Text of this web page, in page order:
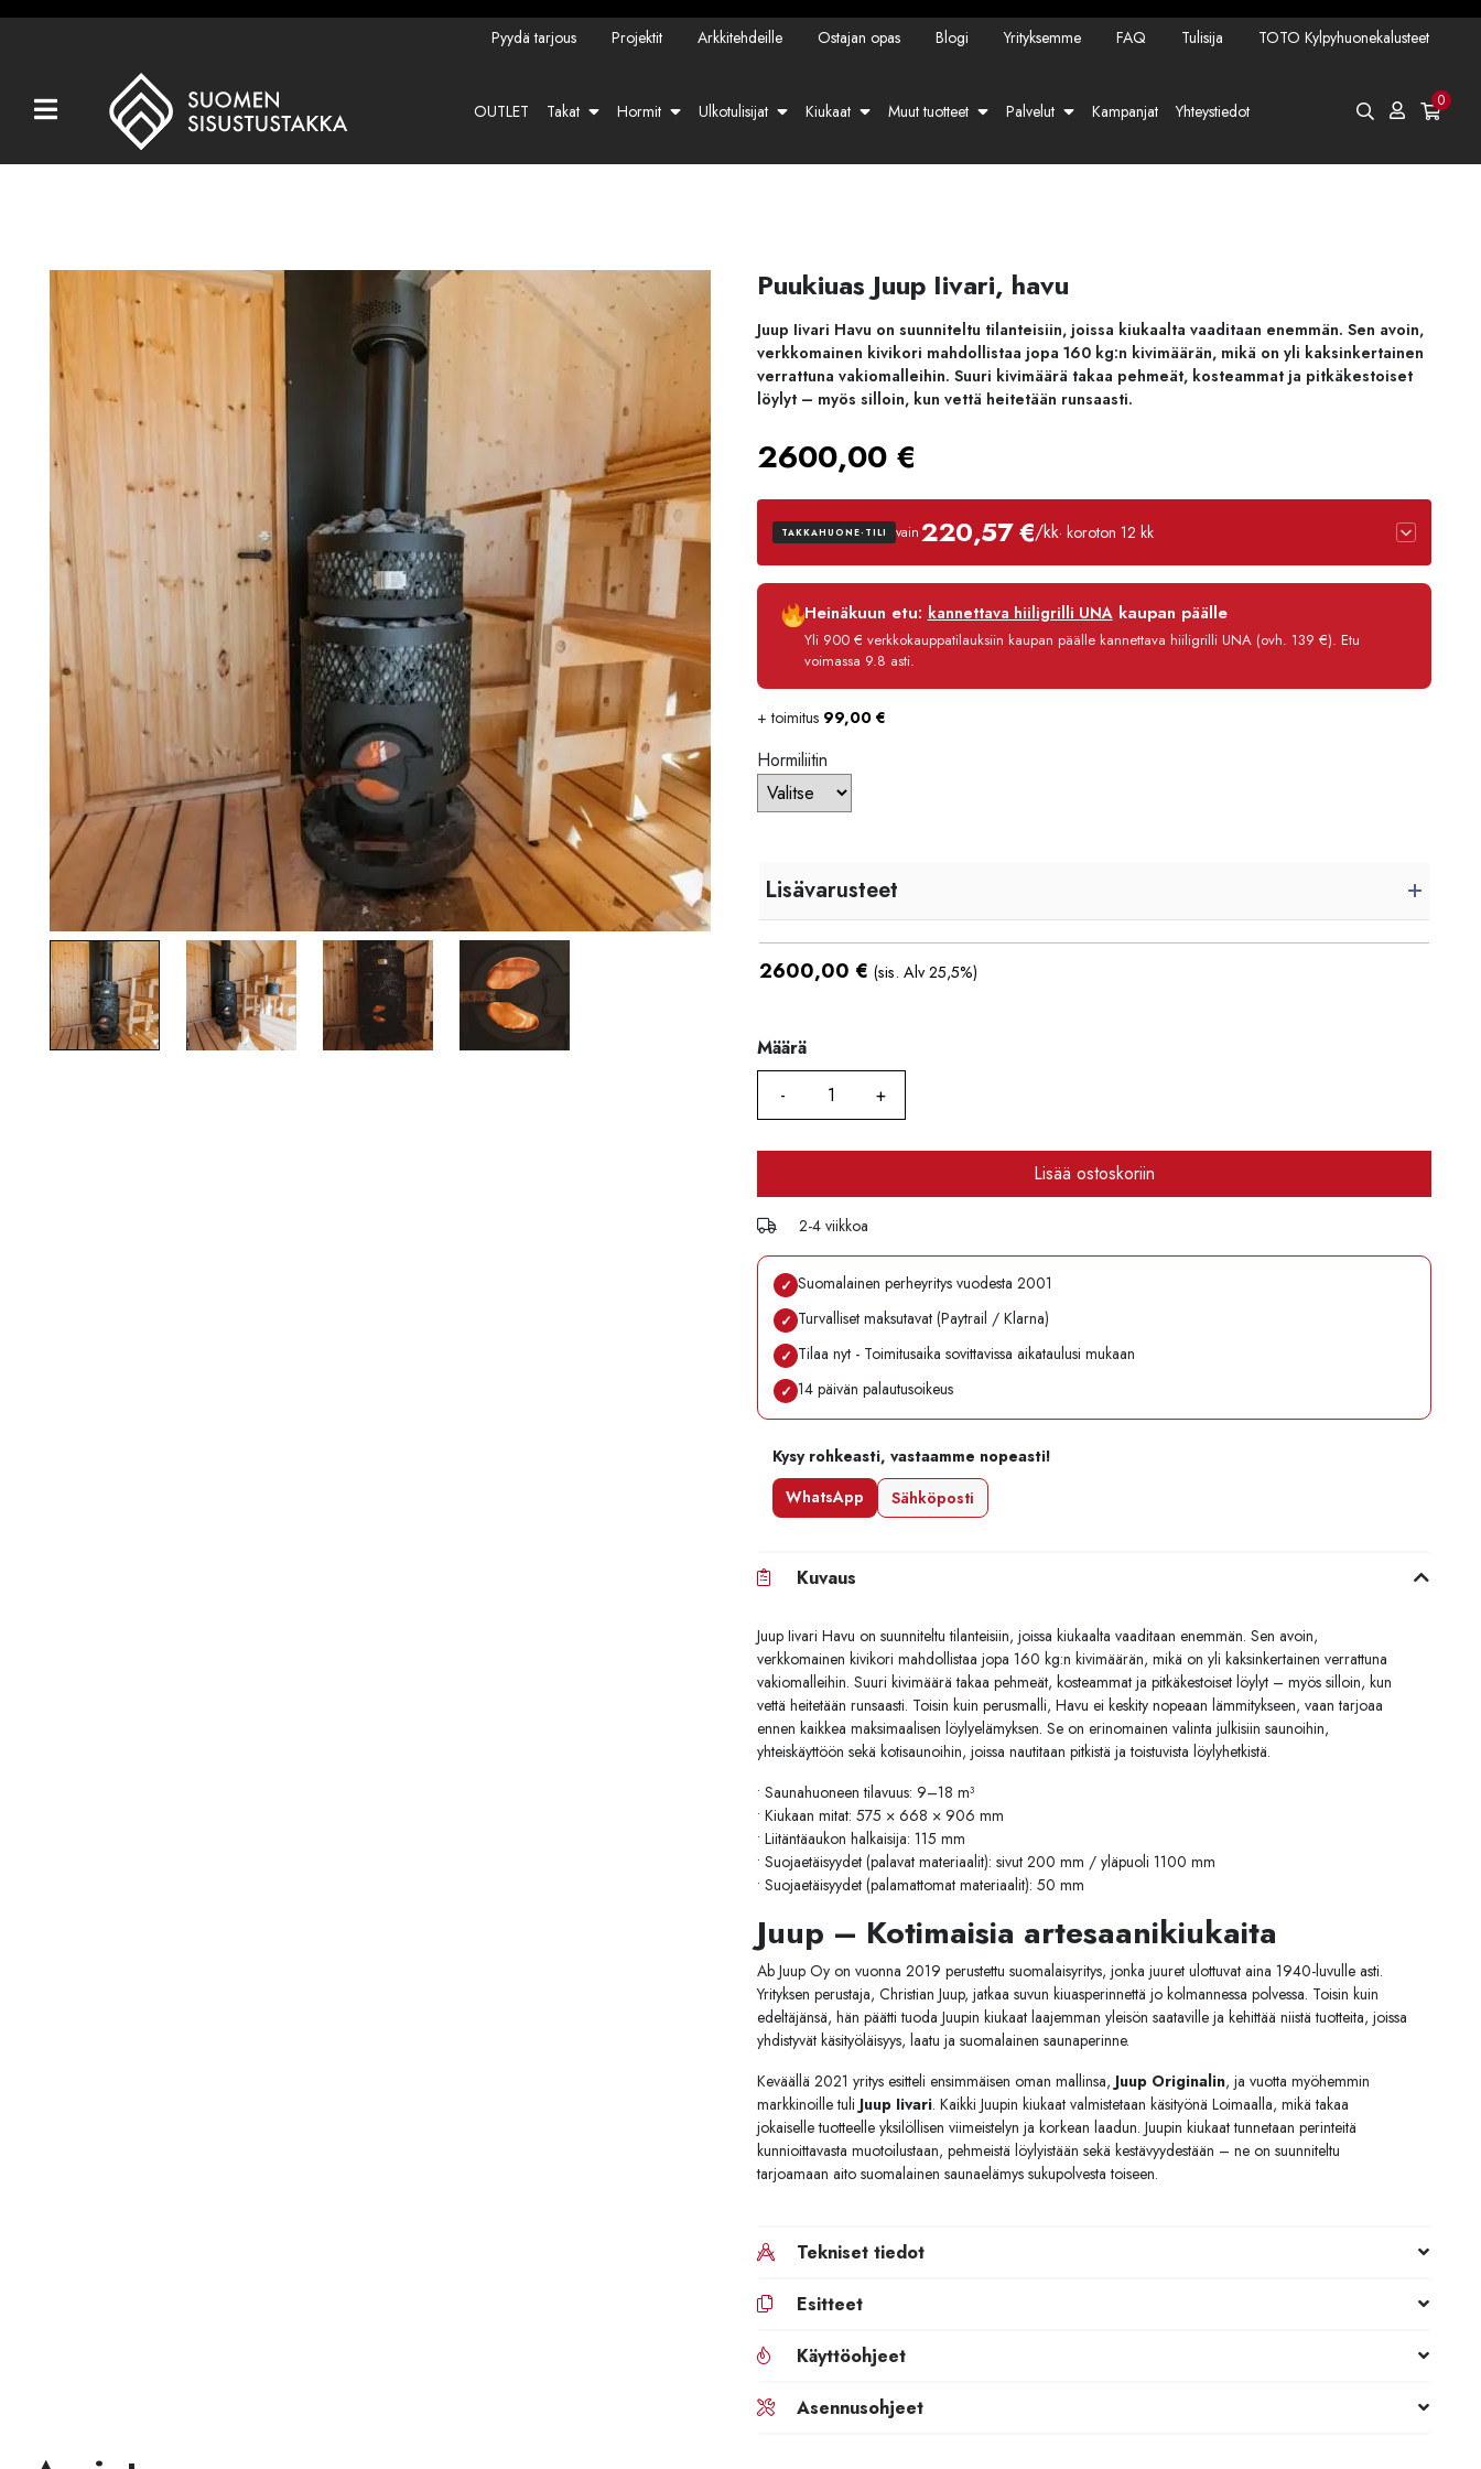
Kaikki tuotteet
Takat
Hormit
Ulkotulisijat
Muut tuotteet
Palvelut
Kampanjat
Yhteystiedot
Pyydä tarjous
Projektit
Arkkitehdeille
Ostajan opas
Blogi
Yrityksemme
FAQ
Tulisija
TOTO
Kylpyhuonekalusteet
Pyydä tarjous Projektit Arkkitehdeille Ostajan opas Blogi Yrityksemme FAQ Tulisija TOTO Kylpyhuonekalusteet
OUTLET Takat Hormit Ulkotulisijat Kiukaat Muut tuotteet Palvelut Kampanjat Yhteystiedot 0
Puukiuas Juup Iivari, havu
Juup Iivari Havu on suunniteltu tilanteisiin, joissa kiukaalta vaaditaan enemmän. Sen avoin,
verkkomainen kivikori mahdollistaa jopa 160 kg:n kivimäärän, mikä on yli kaksinkertainen
verrattuna vakiomalleihin. Suuri kivimäärä takaa pehmeät, kosteammat ja pitkäkestoiset
löylyt – myös silloin, kun vettä heitetään runsaasti.
2600,00 €
TAKKAHUONE-TILI vain220,57 €/kk· koroton 12 kk
Luottoaika
Korko
Käsittelymaksu
Heinäkuun etu: kannettava hiiligrilli UNAkaupan päälle
Yli 900 € verkkokauppatilauksiin kaupan päälle kannettava hiiligrilli UNA (ovh. 139 €). Etu
voimassa 9.8 asti.
+ toimitus 99,00 €
Hormiliitin
Lisävarusteet
2600,00 € (sis. Alv 25,5%)
Määrä
Määrä
Lisää ostoskoriin
2-4 viikkoa
✓ Suomalainen perheyritys vuodesta 2001
✓ Turvalliset maksutavat (Paytrail / Klarna)
✓ Tilaa nyt - Toimitusaika sovittavissa aikataulusi mukaan
✓ 14 päivän palautusoikeus
Kysy rohkeasti, vastaamme nopeasti!
WhatsApp
Sähköposti
Kuvaus
Juup Iivari Havu on suunniteltu tilanteisiin, joissa kiukaalta vaaditaan enemmän. Sen avoin,
verkkomainen kivikori mahdollistaa jopa 160 kg:n kivimäärän, mikä on yli kaksinkertainen verrattuna
vakiomalleihin. Suuri kivimäärä takaa pehmeät, kosteammat ja pitkäkestoiset löylyt – myös silloin, kun
vettä heitetään runsaasti. Toisin kuin perusmalli, Havu ei keskity nopeaan lämmitykseen, vaan tarjoaa
ennen kaikkea maksimaalisen löylyelämyksen. Se on erinomainen valinta julkisiin saunoihin,
yhteiskäyttöön sekä kotisaunoihin, joissa nautitaan pitkistä ja toistuvista löylyhetkistä.
• Saunahuoneen tilavuus: 9–18 m³
• Kiukaan mitat: 575 × 668 × 906 mm
• Liitäntäaukon halkaisija: 115 mm
• Suojaetäisyydet (palavat materiaalit): sivut 200 mm / yläpuoli 1100 mm
• Suojaetäisyydet (palamattomat materiaalit): 50 mm
Juup – Kotimaisia artesaanikiukaita
Ab Juup Oy on vuonna 2019 perustettu suomalaisyritys, jonka juuret ulottuvat aina 1940-luvulle asti.
Yrityksen perustaja, Christian Juup, jatkaa suvun kiuasperinnettä jo kolmannessa polvessa. Toisin kuin
edeltäjänsä, hän päätti tuoda Juupin kiukaat laajemman yleisön saataville ja kehittää niistä tuotteita, joissa
yhdistyvät käsityöläisyys, laatu ja suomalainen saunaperinne.
Keväällä 2021 yritys esitteli ensimmäisen oman mallinsa, Juup Originalin, ja vuotta myöhemmin
markkinoille tuli Juup Iivari. Kaikki Juupin kiukaat valmistetaan käsityönä Loimaalla, mikä takaa
jokaiselle tuotteelle yksilöllisen viimeistelyn ja korkean laadun. Juupin kiukaat tunnetaan perinteitä
kunnioittavasta muotoilustaan, pehmeistä löylyistään sekä kestävyydestään – ne on suunniteltu
tarjoamaan aito suomalainen saunaelämys sukupolvesta toiseen.
Tekniset tiedot
Esitteet
Käyttöohjeet
Asennusohjeet